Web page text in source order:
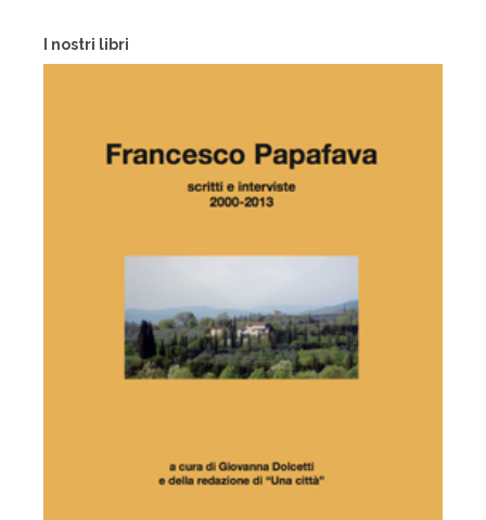
I nostri libri